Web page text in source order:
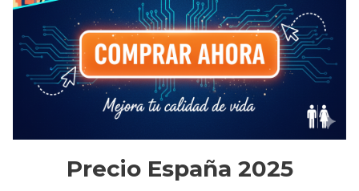
Precio España 2025